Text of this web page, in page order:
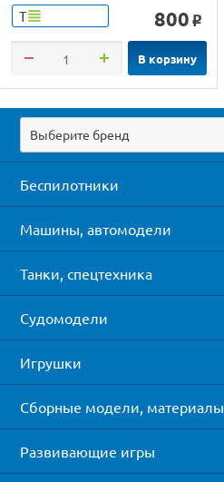
Т 800 o
В корзину
Выберите бренд
Беспилотники
Машины, автомодели
Танки, спецтехника
Судомодели
Игрушки
Сборные модели, материалы
Развивающие игры